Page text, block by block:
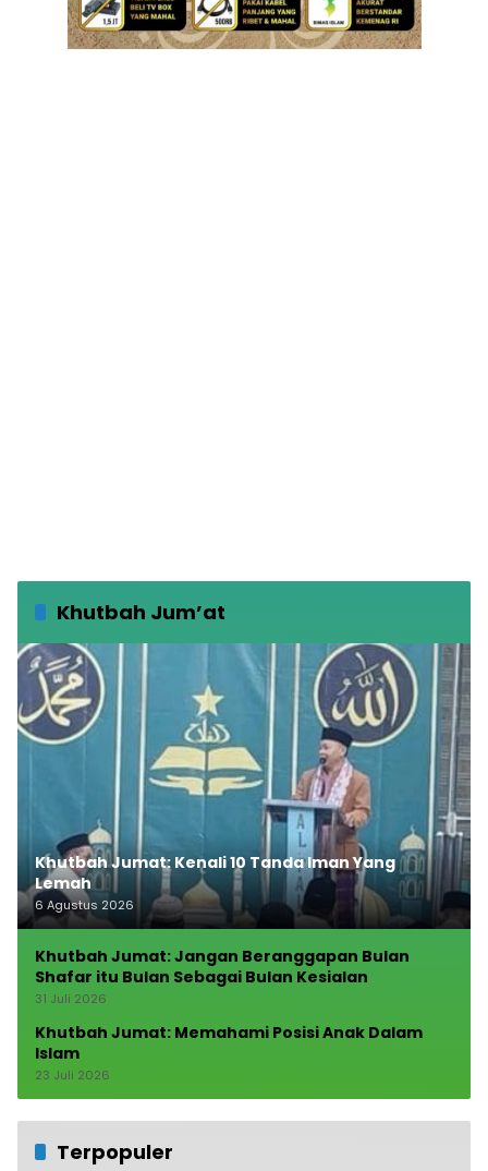
Khutbah Jum’at
Khutbah Jumat: Kenali 10 Tanda Iman Yang
Lemah
6 Agustus 2026
Khutbah Jumat: Jangan Beranggapan Bulan
Shafar itu Bulan Sebagai Bulan Kesialan
31 Juli 2026
Khutbah Jumat: Memahami Posisi Anak Dalam
Islam
23 Juli 2026
Terpopuler